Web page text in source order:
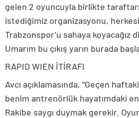
gelen 2 oyuncuyla birlikte
istediğimiz organizasyonu,
Trabzonspor’u sahaya koyacağız
Umarım bu çıkış yarın burada
RAPID WIEN İTİRAFI
Avcı açıklamasında, “Geçen
benim antrenörlük hayatımdaki en
Rakibe saygı duymak gerekir.